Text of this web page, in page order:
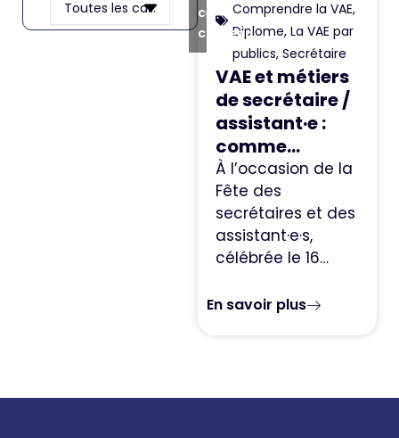
ce
contenu
Comprendre la VAE,
Diplome,La VAE par
publics,Secrétaire
VAE et métiers
de secrétaire /
assistant·e :
comme...
À l’occasion de la
Fête des
secrétaires et des
assistant·e·s,
célébrée le 16…
En savoir plus